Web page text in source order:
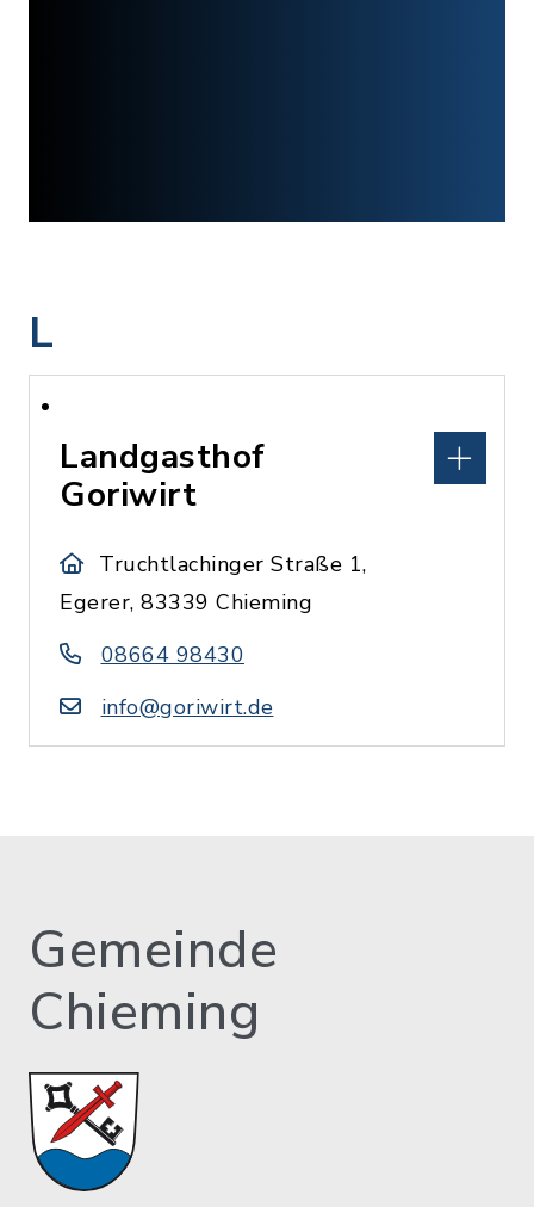
L
Landgasthof
Goriwirt
Truchtlachinger Straße 1,
Egerer, 83339 Chieming
08664 98430
info@goriwirt.de
Gemeinde
Chieming